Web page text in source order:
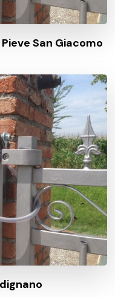
San Giacomo